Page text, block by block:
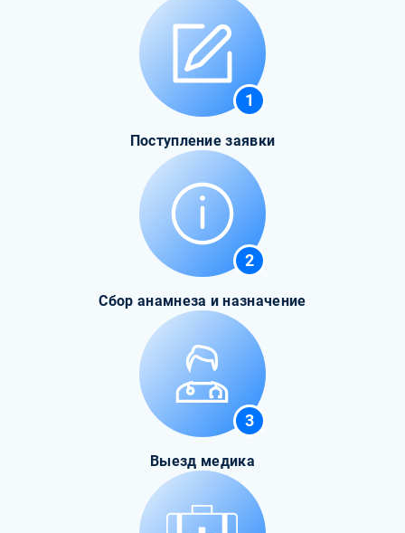
1
Поступление заявки
2
Сбор анамнеза и назначение
3
Выезд медика